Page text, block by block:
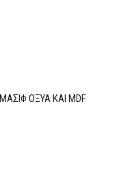
ΟΞΥΑ ΚΑΙ MDF